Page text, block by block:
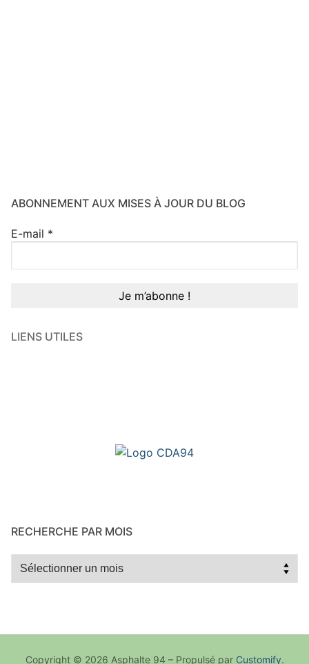
ABONNEMENT AUX MISES À JOUR DU BLOG
E-mail *
LIENS UTILES
RECHERCHE PAR MOIS
Recherche
Copyright © 2026 Asphalte 94 – Propulsé par Customify.